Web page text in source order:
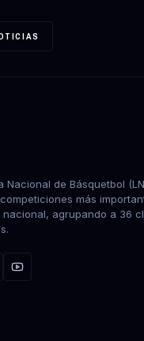
Nacional de Básquetbol
más
nacional, agrupando a 36